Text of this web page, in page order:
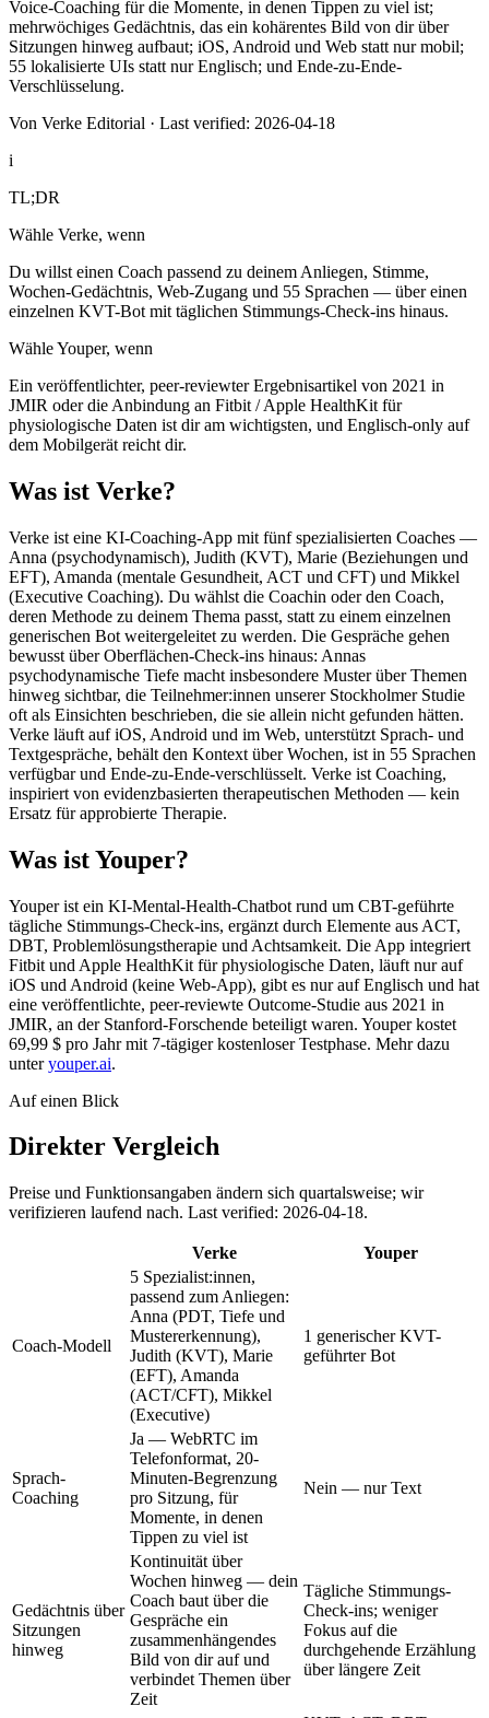
Voice-Coaching für die Momente, in denen Tippen zu viel ist;
mehrwöchiges Gedächtnis, das ein kohärentes Bild von dir über
Sitzungen hinweg aufbaut; iOS, Android und Web statt nur mobil;
55 lokalisierte UIs statt nur Englisch; und Ende-zu-Ende-
Verschlüsselung.
Von Verke Editorial · Last verified: 2026-04-18
i
TL;DR
Wähle Verke, wenn
Du willst einen Coach passend zu deinem Anliegen, Stimme,
Wochen-Gedächtnis, Web-Zugang und 55 Sprachen — über einen
einzelnen KVT-Bot mit täglichen Stimmungs-Check-ins hinaus.
Wähle Youper, wenn
Ein veröffentlichter, peer-reviewter Ergebnisartikel von 2021 in
JMIR oder die Anbindung an Fitbit / Apple HealthKit für
physiologische Daten ist dir am wichtigsten, und Englisch-only auf
dem Mobilgerät reicht dir.
Was ist Verke?
Verke ist eine KI-Coaching-App mit fünf spezialisierten Coaches —
Anna (psychodynamisch), Judith (KVT), Marie (Beziehungen und
EFT), Amanda (mentale Gesundheit, ACT und CFT) und Mikkel
(Executive Coaching). Du wählst die Coachin oder den Coach,
deren Methode zu deinem Thema passt, statt zu einem einzelnen
generischen Bot weitergeleitet zu werden. Die Gespräche gehen
bewusst über Oberflächen-Check-ins hinaus: Annas
psychodynamische Tiefe macht insbesondere Muster über Themen
hinweg sichtbar, die Teilnehmer:innen unserer Stockholmer Studie
oft als Einsichten beschrieben, die sie allein nicht gefunden hätten.
Verke läuft auf iOS, Android und im Web, unterstützt Sprach- und
Textgespräche, behält den Kontext über Wochen, ist in 55 Sprachen
verfügbar und Ende-zu-Ende-verschlüsselt. Verke ist Coaching,
inspiriert von evidenzbasierten therapeutischen Methoden — kein
Ersatz für approbierte Therapie.
Was ist Youper?
Youper ist ein KI-Mental-Health-Chatbot rund um CBT-geführte
tägliche Stimmungs-Check-ins, ergänzt durch Elemente aus ACT,
DBT, Problemlösungstherapie und Achtsamkeit. Die App integriert
Fitbit und Apple HealthKit für physiologische Daten, läuft nur auf
iOS und Android (keine Web-App), gibt es nur auf Englisch und hat
eine veröffentlichte, peer-reviewte Outcome-Studie aus 2021 in
JMIR, an der Stanford-Forschende beteiligt waren. Youper kostet
69,99 $ pro Jahr mit 7-tägiger kostenloser Testphase. Mehr dazu
unter youper.ai.
Auf einen Blick
Direkter Vergleich
Preise und Funktionsangaben ändern sich quartalsweise; wir
verifizieren laufend nach. Last verified: 2026-04-18.
Verke Youper
Coach-Modell
5 Spezialist:innen,
passend zum Anliegen:
Anna (PDT, Tiefe und
Mustererkennung),
Judith (KVT), Marie
(EFT), Amanda
(ACT/CFT), Mikkel
(Executive)
1 generischer KVT-
geführter Bot
Sprach-
Coaching
Ja — WebRTC im
Telefonformat, 20-
Minuten-Begrenzung
pro Sitzung, für
Momente, in denen
Tippen zu viel ist
Nein — nur Text
Gedächtnis über
Sitzungen
hinweg
Kontinuität über
Wochen hinweg — dein
Coach baut über die
Gespräche ein
zusammenhängendes
Bild von dir auf und
verbindet Themen über
Zeit
Tägliche Stimmungs-
Check-ins; weniger
Fokus auf die
durchgehende Erzählung
über längere Zeit